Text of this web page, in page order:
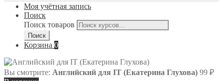
Моя учётная запись
Поиск
Поиск товаров
Поиск
Корзина 0
Вы смотрите: Английский для IT (Екатерина Глухова) 99 ₽